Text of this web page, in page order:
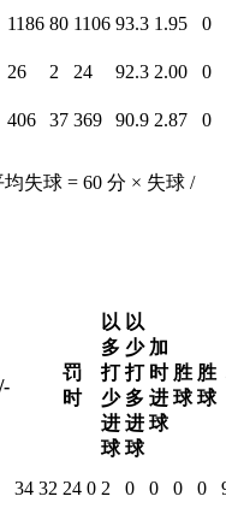
1186 80 1106 93.3 1.95
0
26 2 24 92.3 2.00
0
406 37 369 90.9 2.87
0
均失球 = 60 分 × 失球 /
罚
时
以
多
打
少
进
球
以
少
打
多
进
球
加
时
进
球
胜
球
胜
球
34 32 24 0 2 0 0 0 0